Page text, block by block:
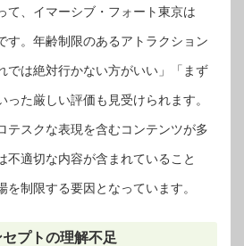
て、イマーシブ・フォート東京は
す。年齢制限のあるアトラクション
では絶対行かない方がいい」「まず
た厳しい評価も見受けられます。
テスクな表現を含むコンテンツが多
不適切な内容が含まれていること
を制限する要因となっています。
プトの理解不足